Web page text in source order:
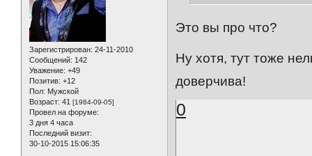
Зарегистрирован: 24-11-2010
Сообщений: 142
Уважение: +49
Позитив: +12
Пол: Мужской
Возраст: 41 [1984-09-05]
Провел на форуме:
3 дня 4 часа
Последний визит:
30-10-2015 15:06:35
Это вы про что?
Ну хотя, тут тоже
доверчива!
0